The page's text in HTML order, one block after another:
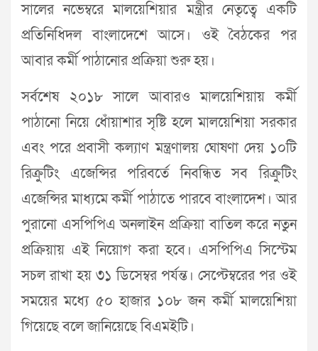
সালের নভেম্বরে মালয়েশিয়ার মন্ত্রীর নেতৃত্বে একটি
প্রতিনিধিদল বাংলাদেশে আসে। ওই বৈঠকের পর
আবার কর্মী পাঠানোর প্রক্রিয়া শুরু হয়।
সর্বশেষ ২০১৮ সালে আবারও মালয়েশিয়ায় কর্মী
পাঠানো নিয়ে ধোঁয়াশার সৃষ্টি হলে মালয়েশিয়া সরকার
এবং পরে প্রবাসী কল্যাণ মন্ত্রণালয় ঘোষণা দেয় ১০টি
রিক্রুটিং এজেন্সির পরিবর্তে নিবন্ধিত সব রিক্রুটিং
এজেন্সির মাধ্যমে কর্মী পাঠাতে পারবে বাংলাদেশ। আর
পুরানো এসপিপিএ অনলাইন প্রক্রিয়া বাতিল করে নতুন
প্রক্রিয়ায় এই নিয়োগ করা হবে। এসপিপিএ সিস্টেম
সচল রাখা হয় ৩১ ডিসেম্বর পর্যন্ত। সেপ্টেম্বরের পর ওই
সময়ের মধ্যে ৫০ হাজার ১০৮ জন কর্মী মালয়েশিয়া
গিয়েছে বলে জানিয়েছে বিএমইটি।